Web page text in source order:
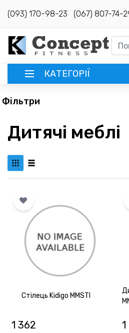
(093) 170-98-23 (067) 807-74-
КАТЕГОРІЇ
РУССКИЙ
ГОЛОВНА
ДОСТАВКА
КРЕДИТ
ОПЛАТА
ГАРАНТІЯ
ОФЕРТА
Фільтри
Дитячі меблі
Стілець Kidigo MMSTI
1 362